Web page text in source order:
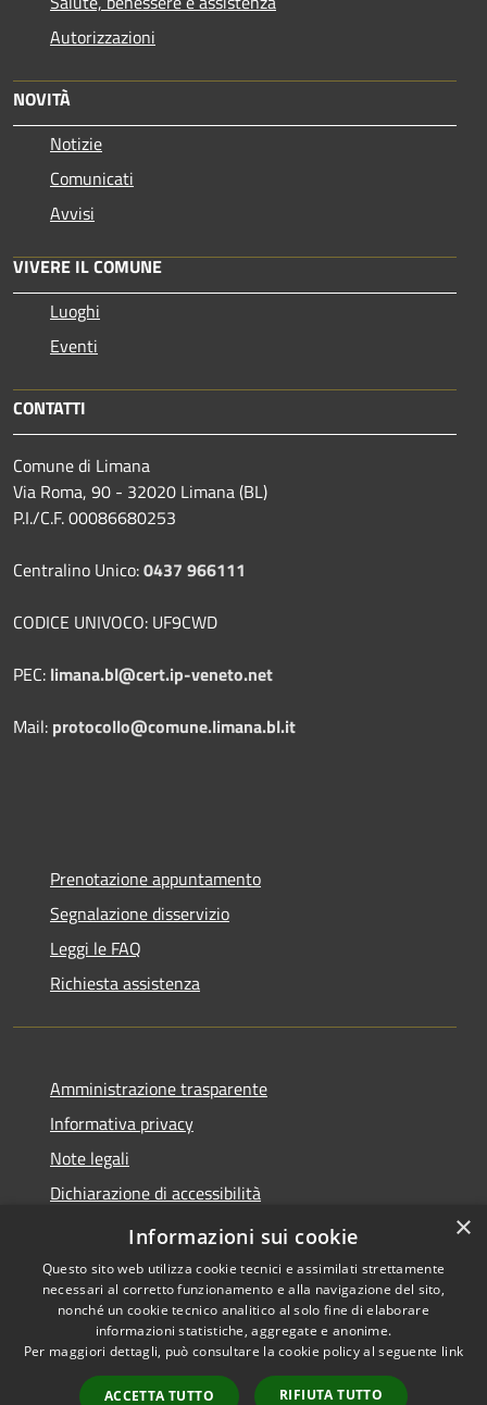
Autorizzazioni
NOVITÀ
Notizie
Comunicati
Avvisi
VIVERE IL COMUNE
Luoghi
Eventi
CONTATTI
Comune di Limana
Via Roma, 90 - 32020 Limana (BL)
P.I./C.F. 00086680253
Centralino Unico:0437 966111
CODICE UNIVOCO: UF9CWD
PEC: limana.bl@cert.ip-veneto.net
Mail: protocollo@comune.limana.bl.it
Prenotazione appuntamento
Segnalazione disservizio
Leggi le FAQ
Richiesta assistenza
Amministrazione trasparente
Informativa privacy
Note legali
Dichiarazione di accessibilità
Moduli Privacy Amministrazione trasparente
Accessibilità
Copyright © 2026 • Comune di
Limana • Powered by
Municipium•
Accesso
×
Informazioni sui cookie
Questo sito web utilizza cookie tecnici e assimilati strettamente
necessari al corretto funzionamento e alla navigazione del sito,
nonché un cookie tecnico analitico al solo fine di elaborare
informazioni statistiche, aggregate e anonime.
Per maggiori dettagli, può consultare la cookie policy al seguente link
ACCETTA TUTTO RIFIUTA TUTTO